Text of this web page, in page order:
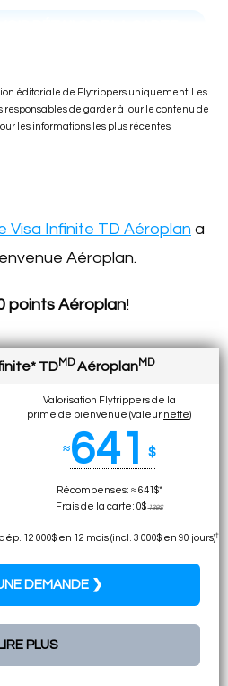
éditoriale de Flytrippers uniquement. Les
responsables de garder à jour le contenu de
les informations les plus récentes.
Visa Infinite TD Aéroplan a
Aéroplan.
points Aéroplan!
TDMDAéroplanMD
Valorisation Flytrippers de la
prime de bienvenue (valeur nette)
≈641 $
Récompenses: ≈ 641$*
Frais de la carte: 0$139$
dép. 12 000$ en 12 mois (incl. 3 000$ en 90 jours)†
DEMANDE ❯
PLUS